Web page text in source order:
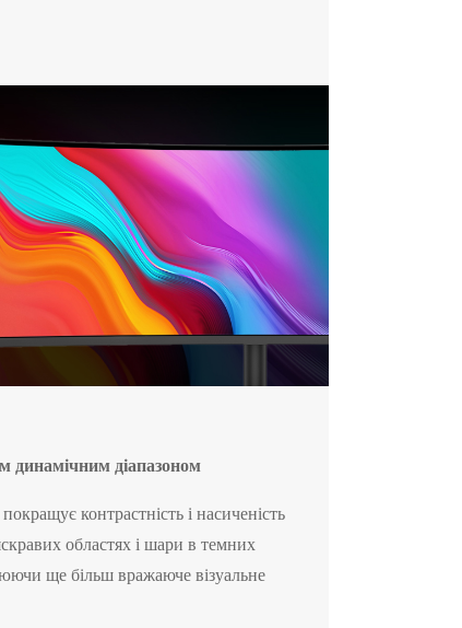
динамічним діапазоном
контрастність і насиченість
областях і шари в темних
ще більш вражаюче візуальне